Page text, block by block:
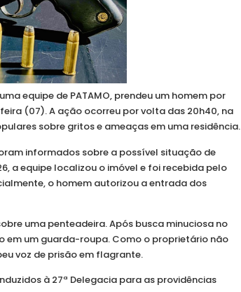
equipe de PATAMO, prendeu um homem por
(07). A ação ocorreu por volta das 20h40, na
sobre gritos e ameaças em uma residência.
informados sobre a possível situação de
a equipe localizou o imóvel e foi recebida pelo
o homem autorizou a entrada dos
uma penteadeira. Após busca minuciosa no
em um guarda-roupa. Como o proprietário não
voz de prisão em flagrante.
à 27ª Delegacia para as providências